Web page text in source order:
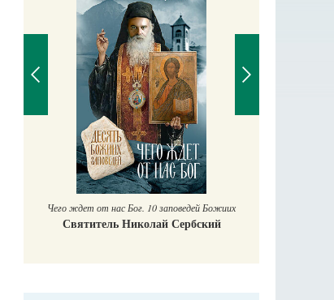
Чего ждет от нас Бог. 10 заповедей Божиих
Святитель Николай Сербский